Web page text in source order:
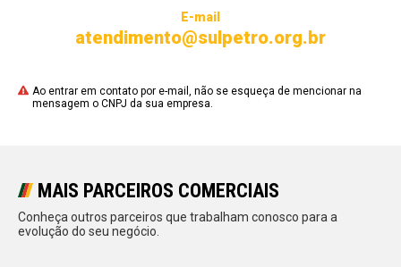
E-mail
atendimento@sulpetro.org.br
Ao entrar em contato por e-mail, não se esqueça de mencionar na
mensagem o CNPJ da sua empresa.
MAIS PARCEIROS COMERCIAIS
Conheça outros parceiros que trabalham conosco para a
evolução do seu negócio.